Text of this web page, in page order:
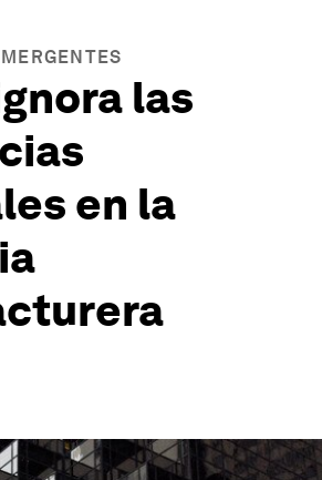
las
en la